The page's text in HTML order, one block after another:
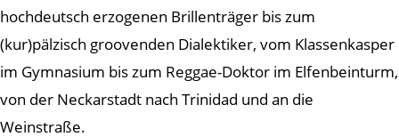
hochdeutsch erzogenen Brillenträger bis zum
(kur)pälzisch groovenden Dialektiker, vom Klassenkasper
im Gymnasium bis zum Reggae-Doktor im Elfenbeinturm,
von der Neckarstadt nach Trinidad und an die
Weinstraße.